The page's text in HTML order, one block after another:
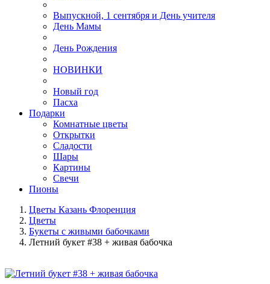
Выпускной, 1 сентября и День учителя
День Мамы
День Рождения
НОВИНКИ
Новый год
Пасха
Подарки
Комнатные цветы
Открытки
Сладости
Шары
Картины
Свечи
Пионы
Цветы Казань Флоренция
Цветы
Букеты с живыми бабочками
Летний букет #38 + живая бабочка